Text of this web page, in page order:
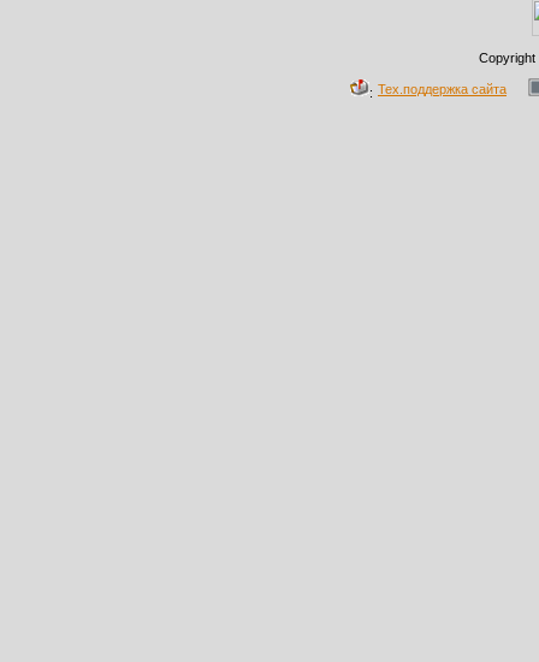
: Тех.поддержка сайта